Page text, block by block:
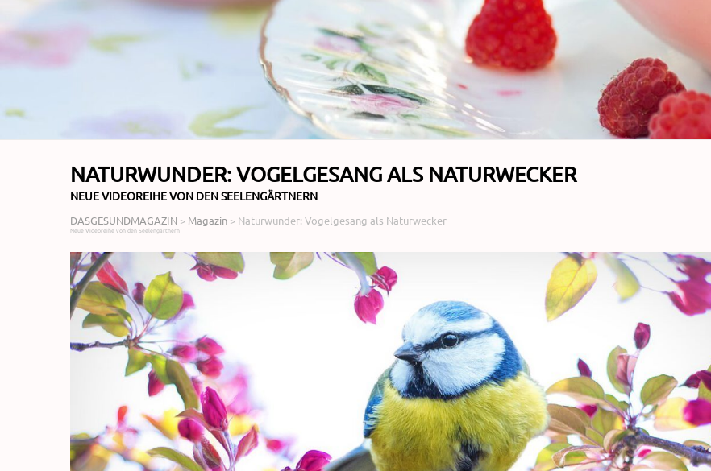
NATURWUNDER: VOGELGESANG ALS NATURWECKER
NEUE VIDEOREIHE VON DEN SEELENGÄRTNERN
DASGESUNDMAGAZIN > Magazin > Naturwunder: Vogelgesang als Naturwecker
Neue Videoreihe von den Seelengärtnern